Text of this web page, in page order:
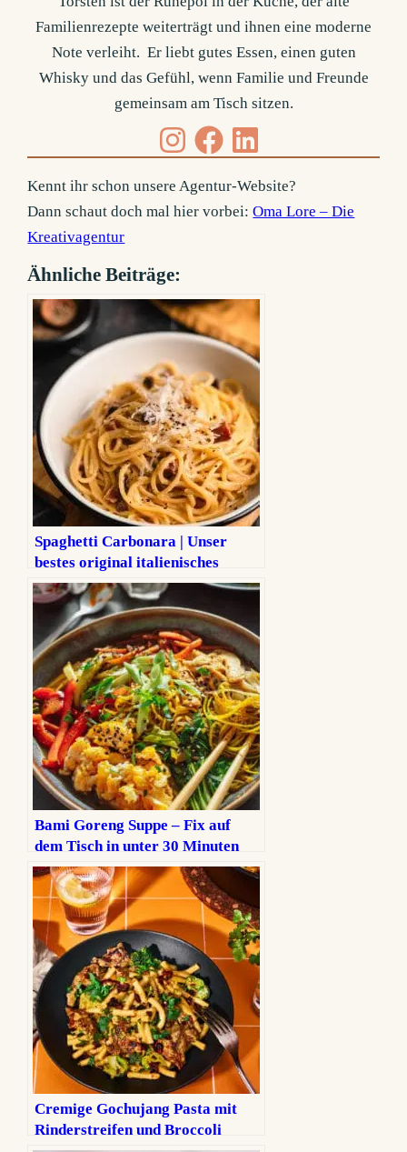
Familienrezepte weiterträgt und ihnen eine moderne
Note verleiht. Er liebt gutes Essen, einen guten
Whisky und das Gefühl, wenn Familie und Freunde
gemeinsam am Tisch sitzen.
Kennt ihr schon unsere Agentur-Website?
Dann schaut doch mal hier vorbei:Oma Lore – Die
Kreativagentur
Ähnliche Beiträge:
Spaghetti Carbonara | Unser
bestes original italienisches
Rezept ohne Sahne
Bami Goreng Suppe – Fix auf
dem Tisch in unter 30 Minuten
Cremige Gochujang Pasta mit
Rinderstreifen und Broccoli